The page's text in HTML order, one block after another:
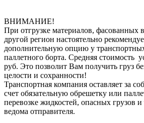
ВНИМАНИЕ!
При отгрузке материалов, фасованных
другой регион настоятельно
дополнительную опцию у
паллетного борта. Средняя стоимость
руб. Это позволит Вам получить груз
целости и сохранности!
Транспортная компания оставляет за
счет обязательную обрешетку или
перевозке жидкостей, опасных грузов и
ведома отправителя.